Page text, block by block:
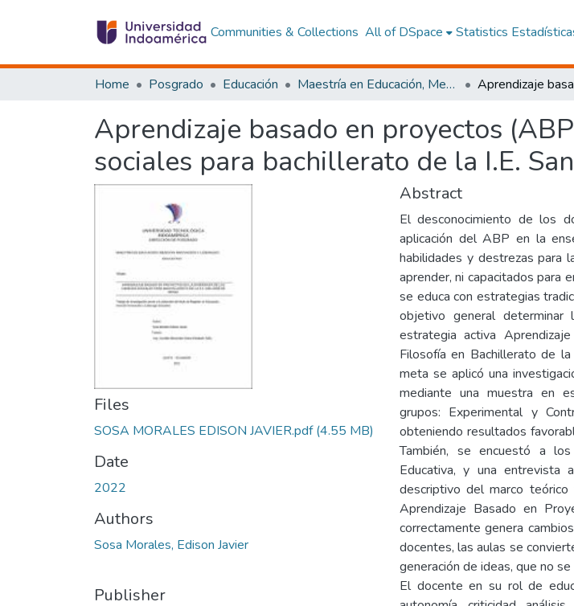
Communities & Collections All of DSpace Statistics
Home Posgrado Educación Maestría en Educación, Mención Innovación y Liderazgo Educativo
Aprendizaje basado en proyectos
sociales para bachillerato de la I.E.
Files
SOSA MORALES EDISON JAVIER.pdf(4.55 MB)
Date
2022
Authors
Sosa Morales, Edison Javier
Publisher
Abstract
El desconocimiento de los
aplicación del ABP en la
habilidades y destrezas para
aprender, ni capacitados para
se educa con estrategias
objetivo general
estrategia activa
Filosofía en Bachillerato de
meta se aplicó una
mediante una muestra en
grupos: Experimental y
obteniendo resultados
También, se encuestó a
Educativa, y una entrevista
descriptivo del marco
Aprendizaje Basado en
correctamente genera
docentes, las aulas se
generación de ideas, que no
El docente en su rol de